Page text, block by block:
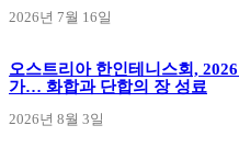
2026년 7월 16일
오스트리아 한인테니스회,
가… 화합과 단합의 장 성료
2026년 8월 3일